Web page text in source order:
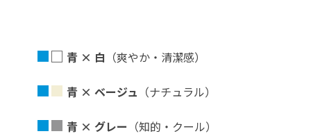
■□ 青 × 白 （爽やか・清潔感）
■■ 青 × ベージュ （ナチュラル）
■■ 青 × グレー （知的・クール）